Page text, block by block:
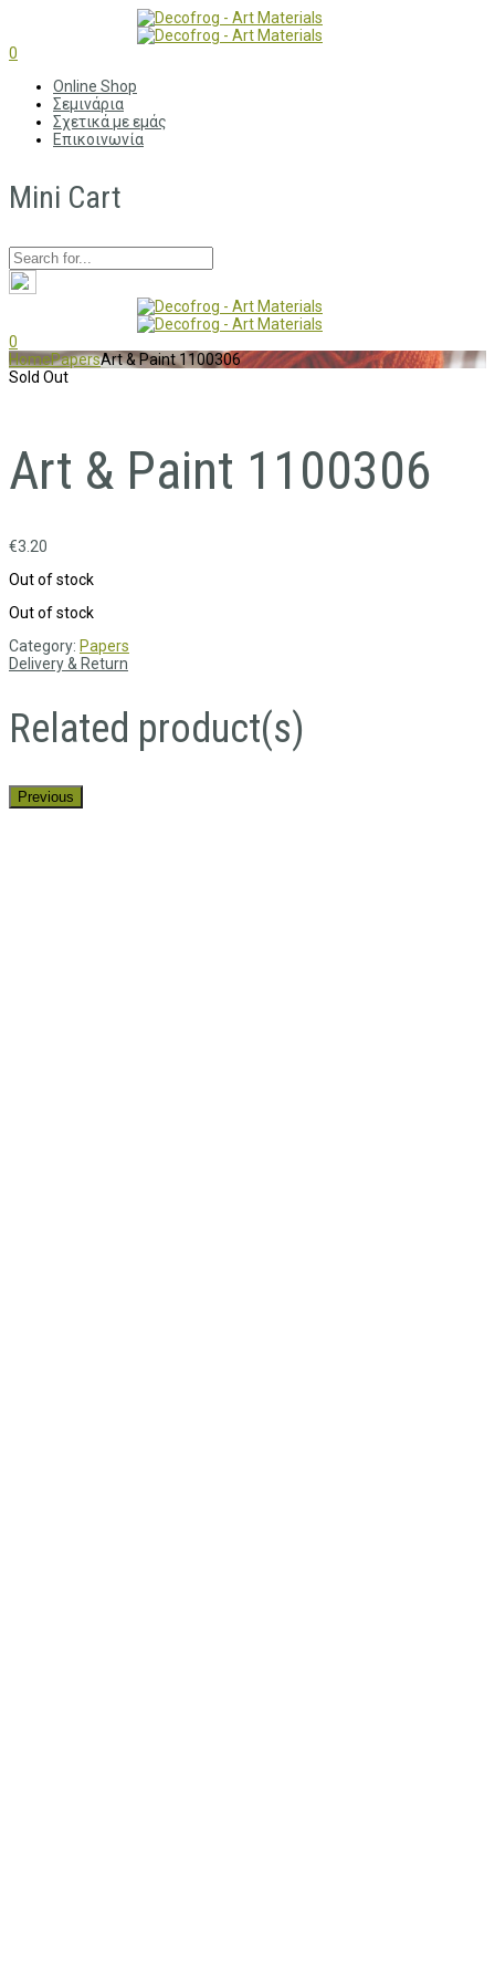
0
Online Shop
Σεμινάρια
Σχετικά με εμάς
Επικοινωνία
Mini Cart
0
HomePapersArt & Paint 1100306
Sold Out
Art & Paint 1100306
€3.20
Out of stock
Out of stock
Category: Papers
Delivery & Return
Related product(s)
Previous